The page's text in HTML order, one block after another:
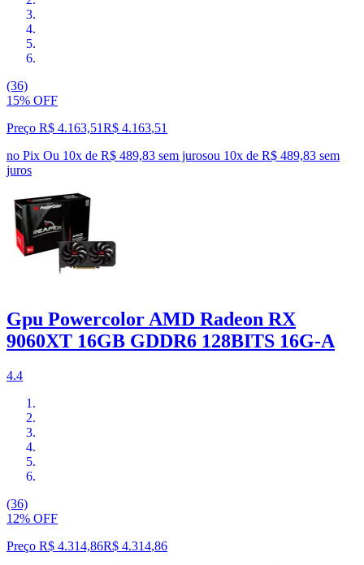
(36)
15% OFF
Preço R$ 4.163,51R$ 4.163,51
no Pix Ou 10x de R$ 489,83 sem jurosou 10x de R$ 489,83 sem
juros
Gpu Powercolor AMD Radeon RX
9060XT 16GB GDDR6 128BITS 16G-A
4.4
(36)
12% OFF
Preço R$ 4.314,86R$ 4.314,86